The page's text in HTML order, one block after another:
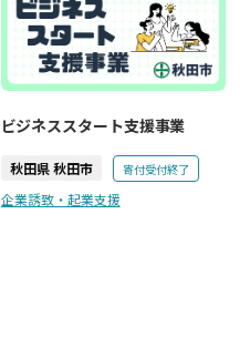
ビジネススタート支援事業
秋田県 秋田市 寄付受付終了
企業誘致・起業支援